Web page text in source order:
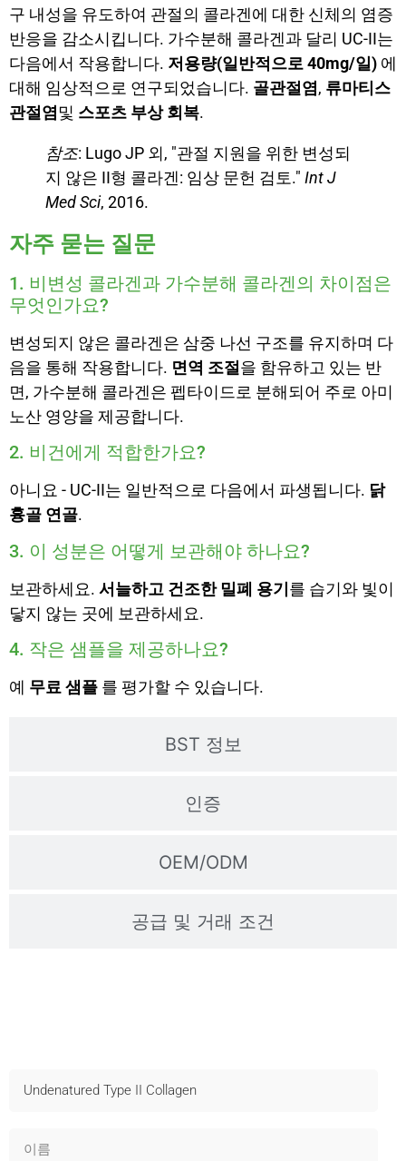
BST 정보
인증
OEM/ODM
공급 및 거래 조건
구 내성을 유도하여 관절의 콜라겐에 대한 신체의 염증
반응을 감소시킵니다. 가수분해 콜라겐과 달리 UC-II는
다음에서 작용합니다. 저용량(일반적으로 40mg/일) 에
대해 임상적으로 연구되었습니다. 골관절염, 류마티스
관절염및 스포츠 부상 회복.
참조: Lugo JP 외, "관절 지원을 위한 변성되
지 않은 II형 콜라겐: 임상 문헌 검토." Int J
Med Sci, 2016.
자주 묻는 질문
1. 비변성 콜라겐과 가수분해 콜라겐의 차이점은
무엇인가요?
변성되지 않은 콜라겐은 삼중 나선 구조를 유지하며 다
음을 통해 작용합니다. 면역 조절을 함유하고 있는 반
면, 가수분해 콜라겐은 펩타이드로 분해되어 주로 아미
노산 영양을 제공합니다.
2. 비건에게 적합한가요?
아니요 - UC-II는 일반적으로 다음에서 파생됩니다. 닭
흉골 연골.
3. 이 성분은 어떻게 보관해야 하나요?
보관하세요. 서늘하고 건조한 밀폐 용기를 습기와 빛이
닿지 않는 곳에 보관하세요.
4. 작은 샘플을 제공하나요?
예 무료 샘플 를 평가할 수 있습니다.